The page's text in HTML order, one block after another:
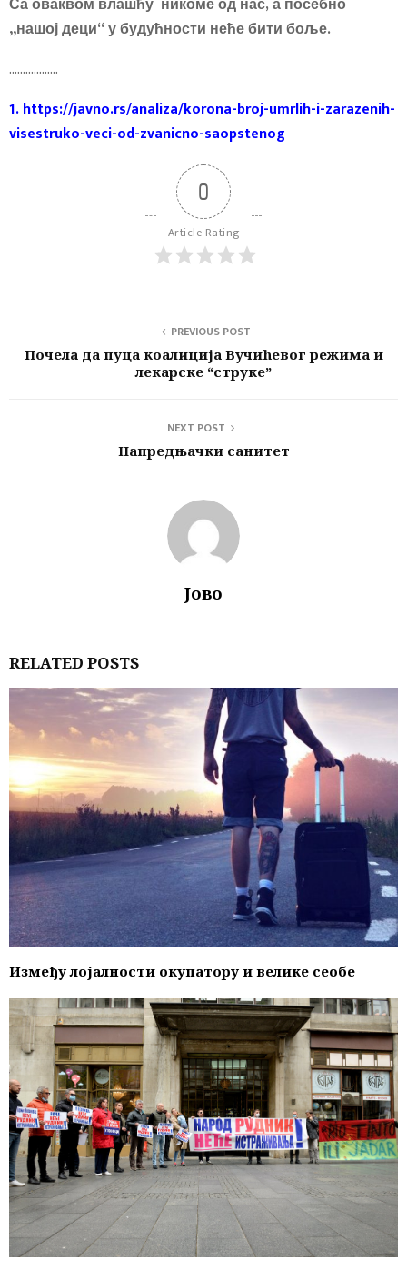
„нашој деци“ у будућности неће бити боље.
………………
1. https://javno.rs/analiza/korona-broj-umrlih-i-zarazenih-
visestruko-veci-od-zvanicno-saopstenog
0
Article Rating
PREVIOUS POST
Почела да пуца коалиција Вучићевог режима и
лекарске “струке”
NEXT POST
Напредњачки санитет
Јово
RELATED POSTS
Између лојалности окупатору и велике сеобе